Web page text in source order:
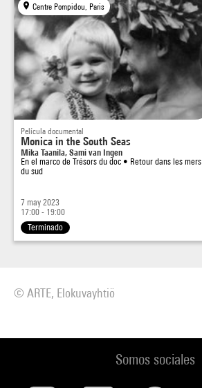
Centre Pompidou, Paris
Película documental
Monica in the South Seas
Mika Taanila, Sami van Ingen
En el marco de Trésors du doc • Retour dans les mers
du sud
7 may 2023
17:00 - 19:00
Terminado
© ARTE, Elokuvayhtiö
Somos sociales